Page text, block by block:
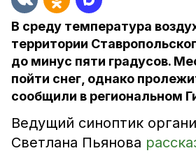
В среду температура
территории
до минус пяти градусов.
пойти снег, однако
сообщили в региональном
Ведущий синоптик
Светлана Пьянова